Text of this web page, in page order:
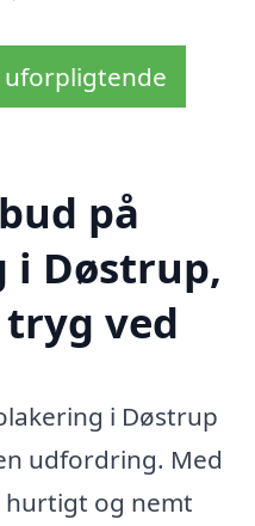
uforpligtende
på
Døstrup,
ved
i Døstrup
udfordring. Med
og nemt